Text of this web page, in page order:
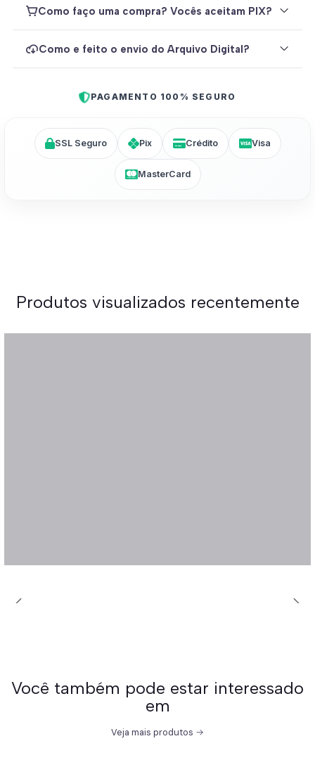
Como faço uma compra? Vocês aceitam PIX?
Como e feito o envio do Arquivo Digital?
PAGAMENTO 100% SEGURO
SSL Seguro Pix Crédito Visa
MasterCard
Produtos visualizados recentemente
Você também pode estar interessado
em
Veja mais produtos